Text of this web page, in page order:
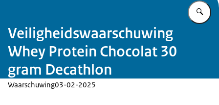
Veiligheidswaarschuwing
Whey Protein Chocolat 30
gram Decathlon
Waarschuwing03-02-2025